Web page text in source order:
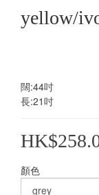
yellow/
闊:44吋
長:21吋
顏色